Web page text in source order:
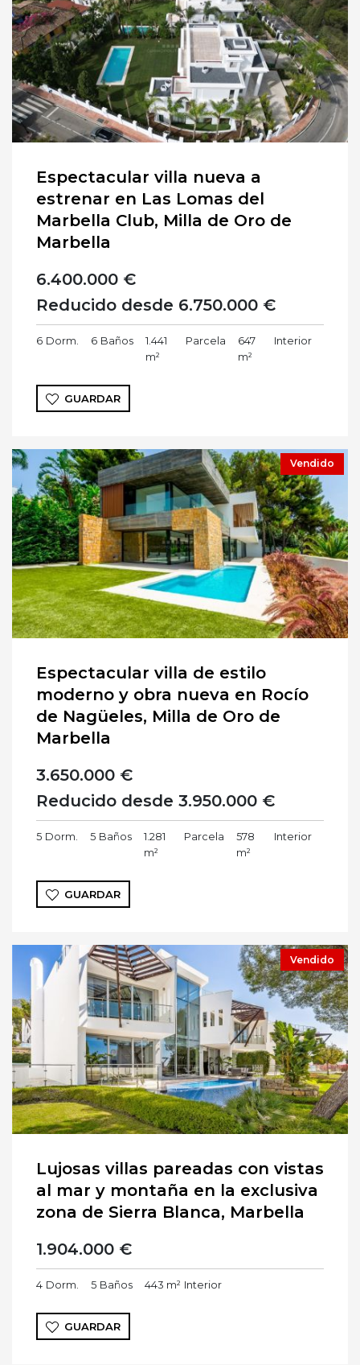
Espectacular villa nueva a
estrenar en Las Lomas del
Marbella Club, Milla de Oro de
Marbella
6.400.000 €
Reducido desde 6.750.000 €
6 Dorm. 6 Baños
1.441
m²
Parcela
647
m²
Interior
GUARDAR
Vendido
Espectacular villa de estilo
moderno y obra nueva en Rocío
de Nagüeles, Milla de Oro de
Marbella
3.650.000 €
Reducido desde 3.950.000 €
5 Dorm. 5 Baños
1.281
m²
Parcela
578
m²
Interior
GUARDAR
Vendido
Lujosas villas pareadas con vistas
al mar y montaña en la exclusiva
zona de Sierra Blanca, Marbella
1.904.000 €
4 Dorm. 5 Baños 443 m² Interior
GUARDAR